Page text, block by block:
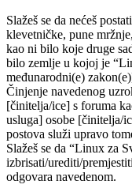
Slažeš se da nećeš
klevetničke, pune
kao ni bilo koje druge
bilo zemlje u kojoj je
međunarodni(e)
Činjenje navedenog
[činitelja/ice] s foruma
usluga] osobe [činitelja/
postova služi upravo
Slažeš se da “Linux za
izbrisati/urediti/
odgovara navedenom.